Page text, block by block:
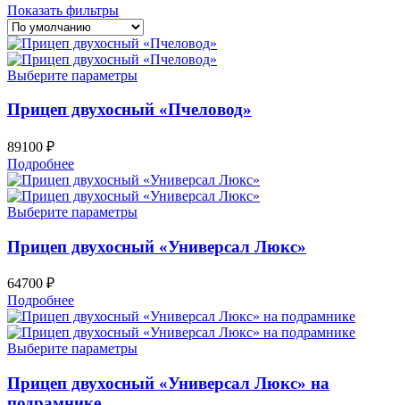
Показать фильтры
Выберите параметры
Прицеп двухосный «Пчеловод»
89100 ₽
Подробнее
Выберите параметры
Прицеп двухосный «Универсал Люкс»
64700 ₽
Подробнее
Выберите параметры
Прицеп двухосный «Универсал Люкс» на